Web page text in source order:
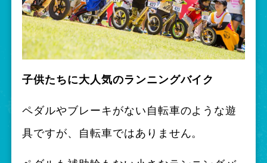
子供たちに大人気のランニングバイク
ペダルやブレーキがない自転車のような遊
具ですが、自転車ではありません。